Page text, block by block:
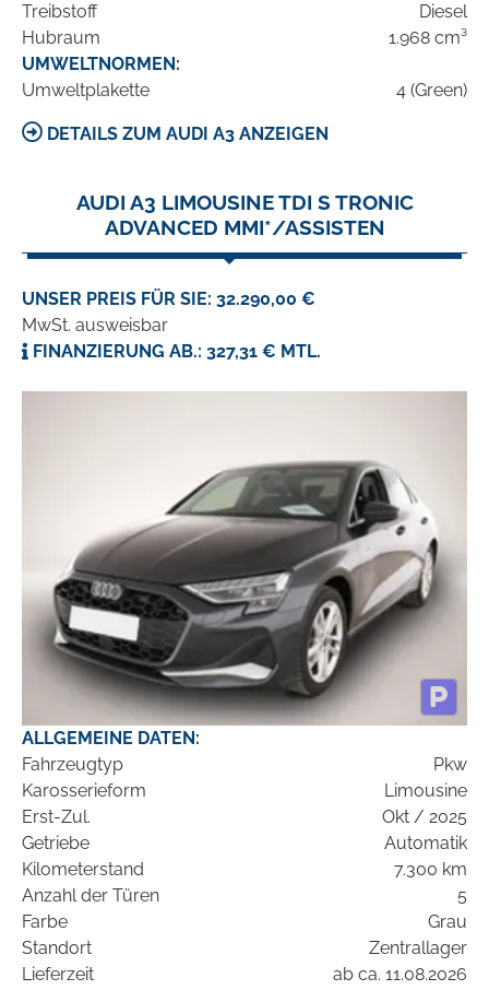
Treibstoff
Diesel
Hubraum
1.968 cm³
UMWELTNORMEN:
Umweltplakette
4 (Green)
DETAILS ZUM AUDI A3 ANZEIGEN
AUDI A3 LIMOUSINE TDI S TRONIC
ADVANCED MMI*/ASSISTEN
UNSER PREIS FÜR SIE: 32.290,00 €
MwSt. ausweisbar
FINANZIERUNG AB.: 327,31 € MTL.
ALLGEMEINE DATEN:
Fahrzeugtyp
Pkw
Karosserieform
Limousine
Erst-Zul.
Okt / 2025
Getriebe
Automatik
Kilometerstand
7.300 km
Anzahl der Türen
5
Farbe
Grau
Standort
Zentrallager
Lieferzeit
ab ca. 11.08.2026